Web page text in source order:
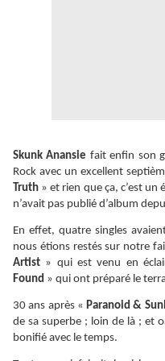
Skunk Anansie fait enfin son
Rock avec un excellent
Truth » et rien que ça, c’est un
n’avait pas publié d’album
En effet, quatre singles
nous étions restés sur notre
Artist » qui est venu en
Found » qui ont préparé le
30 ans après « Paranoid &
de sa superbe ; loin de là ; et
bonifié avec le temps.